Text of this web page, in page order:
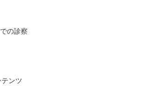
の診察
ンツ